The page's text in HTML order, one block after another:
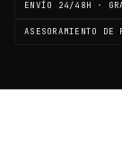
ENVÍO 24/48H ·
ASESORAMIENTO DE